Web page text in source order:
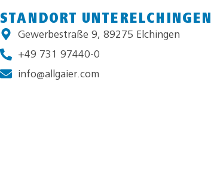
STANDORT UNTERELCHINGEN
Gewerbestraße 9, 89275 Elchingen
+49 731 97440-0
info@allgaier.com